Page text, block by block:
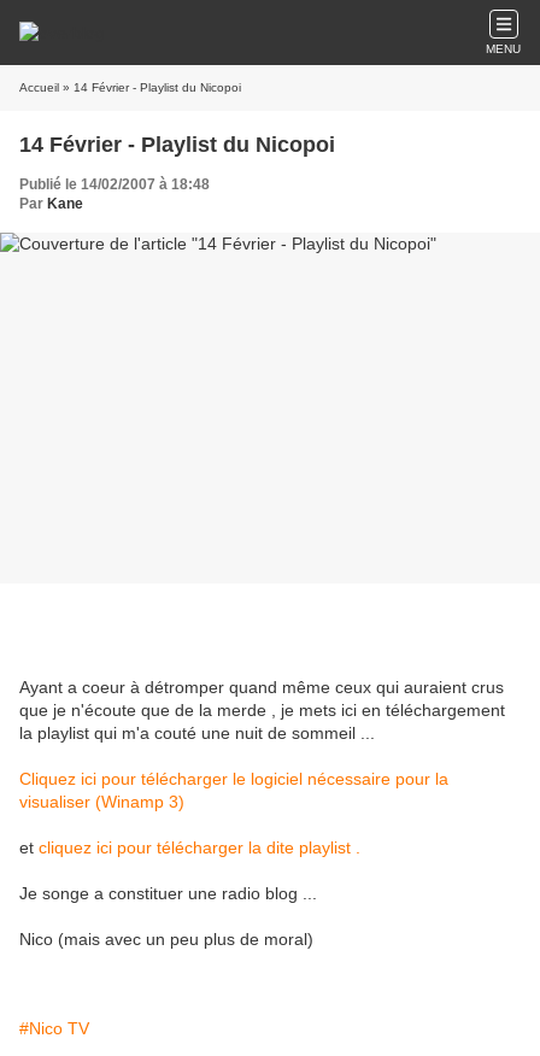
MENU
Accueil » 14 Février - Playlist du Nicopoi
14 Février - Playlist du Nicopoi
Publié le 14/02/2007 à 18:48
Par Kane
Ayant a coeur à détromper quand même ceux qui auraient crus
que je n'écoute que de la merde , je mets ici en téléchargement
la playlist qui m'a couté une nuit de sommeil ...
Cliquez ici pour télécharger le logiciel nécessaire pour la
visualiser (Winamp 3)
et cliquez ici pour télécharger la dite playlist .
Je songe a constituer une radio blog ...
Nico (mais avec un peu plus de moral)
#Nico TV